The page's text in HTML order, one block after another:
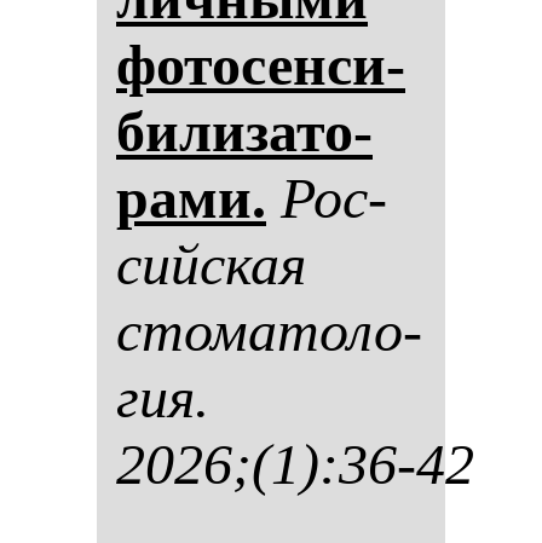
фо­то­сен­си­
би­ли­за­то­
ра­ми. Рос­
сий­ская
сто­ма­то­ло­
гия.
2026;(1):36-42